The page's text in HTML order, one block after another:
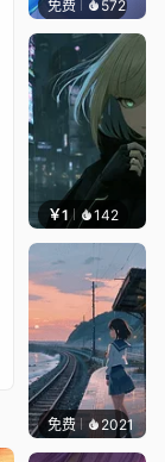
免费 572辰东
￥1 142
免费 2021辰东